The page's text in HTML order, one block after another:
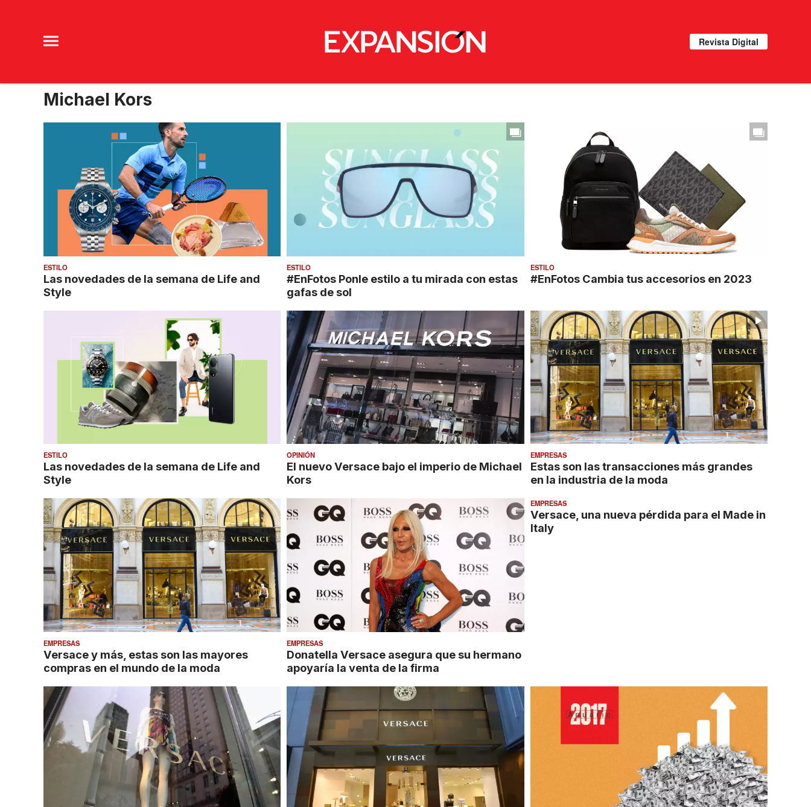
Revista Digital
Michael Kors
ESTILO
Las novedades de la semana de Life and
Style
ESTILO
#EnFotos Ponle estilo a tu mirada con estas
gafas de sol
ESTILO
#EnFotos Cambia tus accesorios en 2023
ESTILO
Las novedades de la semana de Life and
Style
OPINIÓN
El nuevo Versace bajo el imperio de Michael
Kors
EMPRESAS
Estas son las transacciones más grandes
en la industria de la moda
EMPRESAS
Versace y más, estas son las mayores
compras en el mundo de la moda
EMPRESAS
Donatella Versace asegura que su hermano
apoyaría la venta de la firma
EMPRESAS
Versace, una nueva pérdida para el Made in
Italy